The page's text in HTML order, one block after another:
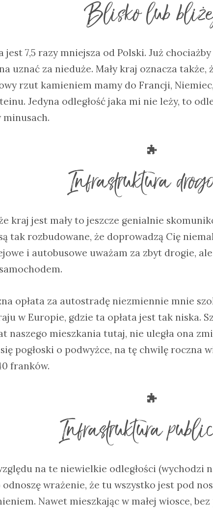
Blisko lub
jest 7,5 razy mniejsza od Polski. Już
uznać za nieduże. Mały kraj oznacza także,
rzut kamieniem mamy do Francji,
Jedyna odległość jaka mi nie leży, to
minusach.
Infrastruktura
kraj jest mały to jeszcze genialnie
tak rozbudowane, że doprowadzą Cię
i autobusowe uważam za zbyt drogie,
opłata za autostradę niezmiennie mnie
w Europie, gdzie ta opłata jest tak niska.
naszego mieszkania tutaj, nie uległa ona
pogłoski o podwyżce, na tę chwilę roczna
franków.
Infrastruktura
na te niewielkie odległości (wychodzi
odnoszę wrażenie, że tu wszystko jest pod
Nawet mieszkając w małej wiosce,